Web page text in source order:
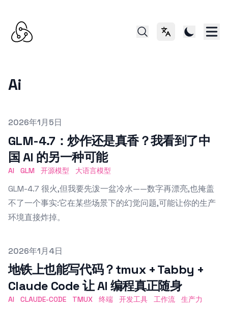
切换语言
Ai
Published on
2026年1月5日
GLM-4.7：炒作还是真香？我看到了中
国 AI 的另一种可能
AI GLM 开源模型 大语言模型
GLM-4.7 很火,但我要先泼一盆冷水——数字再漂亮,也掩盖
不了一个事实:它在某些场景下的幻觉问题,可能让你的生产
环境直接炸掉。
Published on
2026年1月4日
地铁上也能写代码？tmux + Tabby +
Claude Code 让 AI 编程真正随身
AI CLAUDE-CODE TMUX 终端 开发工具 工作流 生产力